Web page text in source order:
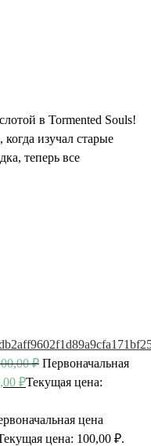
в Tormented Souls!
изучал старые
теперь все
₽ Первоначальная
₽Текущая цена:
цена
цена: 100,00 ₽.